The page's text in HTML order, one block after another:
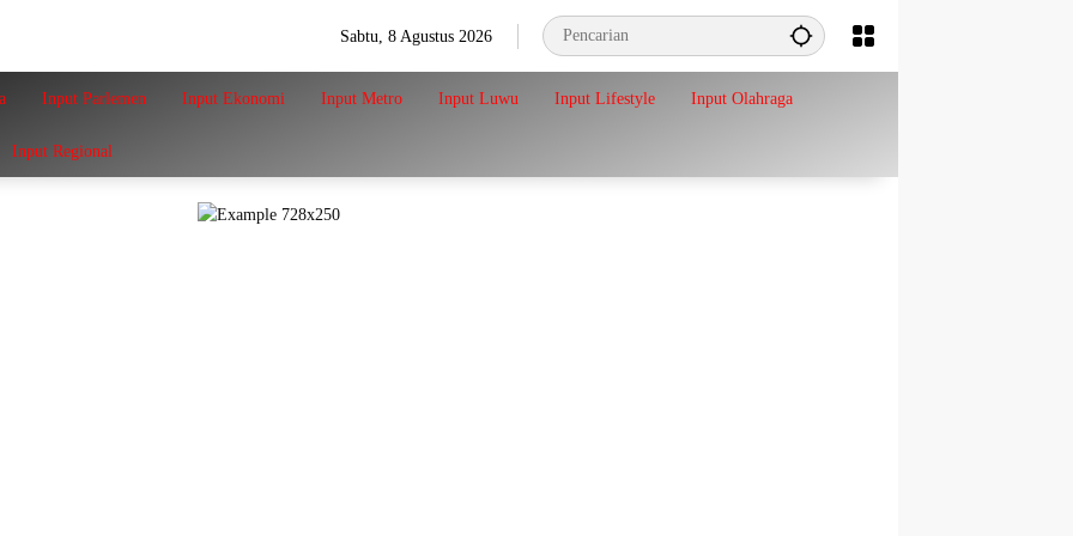
Sabtu, 8 Agustus 2026
Input Parlemen Input Ekonomi Input Metro Input Luwu Input Lifestyle Input Olahraga
Input Regional